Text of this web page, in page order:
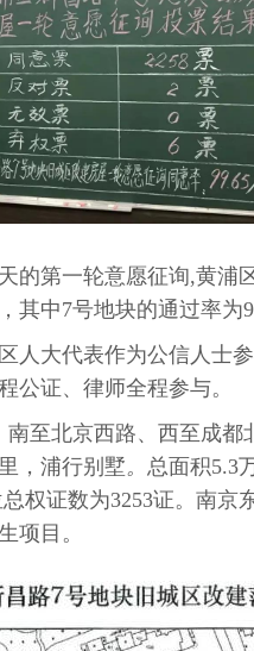
的第一轮意愿征询,黄浦
中7号地块的通过率为
人大代表作为公信人士
公证、律师全程参与。
至北京西路、西至成
，浦行别墅。 总面积5.3
权证数为3253证。南京
项目。